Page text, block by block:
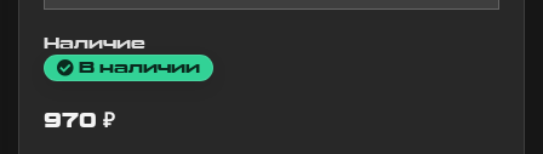
Наличие
В наличии
970 ₽